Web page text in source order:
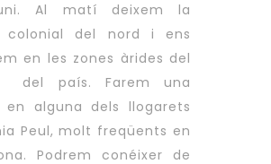
Al matí deixem la
colonial del nord i ens
en les zones àrides del
del país. Farem una
en alguna dels llogarets
Peul, molt freqüents en
Podrem conéixer de